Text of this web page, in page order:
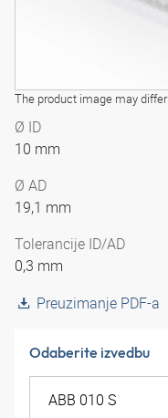
The product image may differ
Ø ID
10 mm
Ø AD
19,1 mm
Tolerancije ID/AD
0,3 mm
Preuzimanje PDF-a
Odaberite izvedbu